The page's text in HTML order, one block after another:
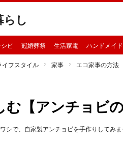
らし
ピ 冠婚葬祭 生活家電 ハンドメイド
イフスタイル 家事 エコ家事の方法
【アンチョビの
シで、自家製アンチョビを手作りしてみ